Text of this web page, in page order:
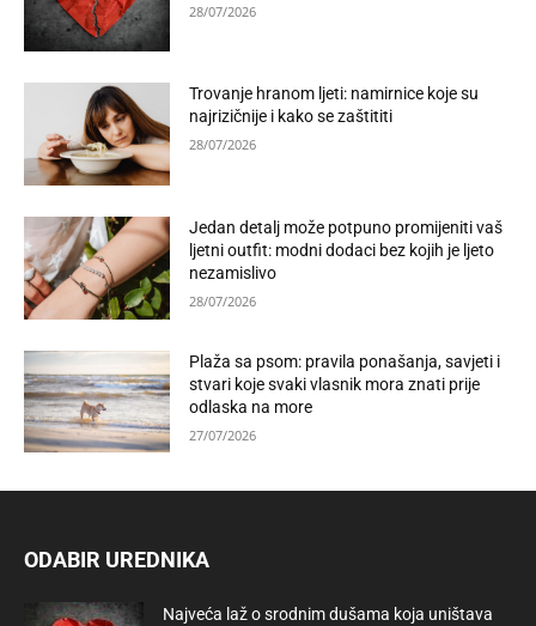
28/07/2026
Trovanje hranom ljeti: namirnice koje su
najrizičnije i kako se zaštititi
28/07/2026
Jedan detalj može potpuno promijeniti vaš
ljetni outfit: modni dodaci bez kojih je ljeto
nezamislivo
28/07/2026
Plaža sa psom: pravila ponašanja, savjeti i
stvari koje svaki vlasnik mora znati prije
odlaska na more
27/07/2026
ODABIR UREDNIKA
Najveća laž o srodnim dušama koja uništava